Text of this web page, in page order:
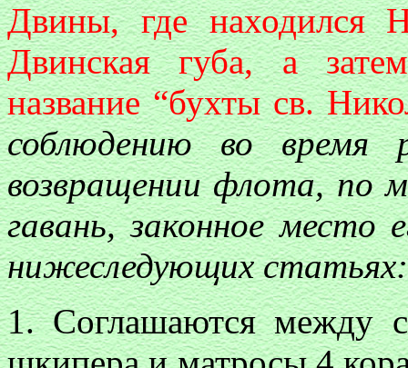
Двины, где находился
Двинская губа, а
название “бухты св.
соблюдению во
возвращении флота, по
гавань, законное место
нижеследующих статьях:
1. Соглашаются между